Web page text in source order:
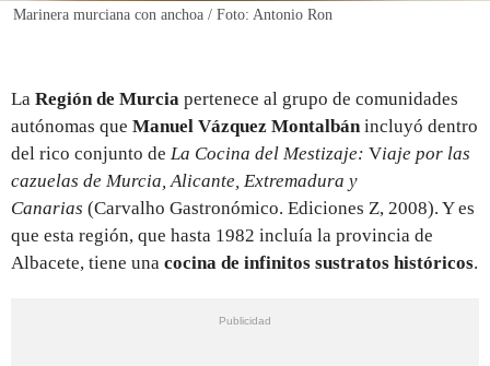
Marinera murciana con anchoa / Foto: Antonio Ron
La Región de Murcia pertenece al grupo de comunidades
autónomas que Manuel Vázquez Montalbánincluyó dentro
del rico conjunto de La Cocina del Mestizaje: Viaje por las
cazuelas de Murcia, Alicante, Extremadura y
Canarias (Carvalho Gastronómico. Ediciones Z, 2008). Y es
que esta región, que hasta 1982 incluía la provincia de
Albacete, tiene una cocina de infinitos sustratos históricos.